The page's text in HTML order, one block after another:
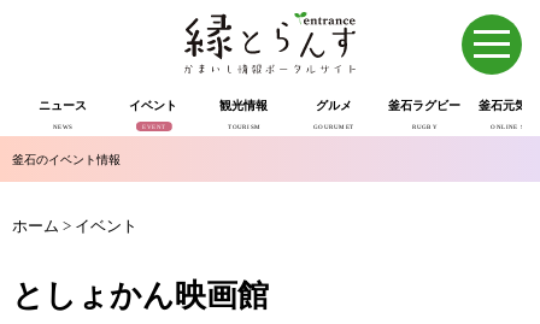
ニュース
NEWS
イベント
EVENT
観光情報
TOURISM
グルメ
GOURUMET
釜石ラグビー
RUGBY
釜石元気
ONLINE SHOP
釜石のイベント情報
ホーム > イベント
としょかん映画館